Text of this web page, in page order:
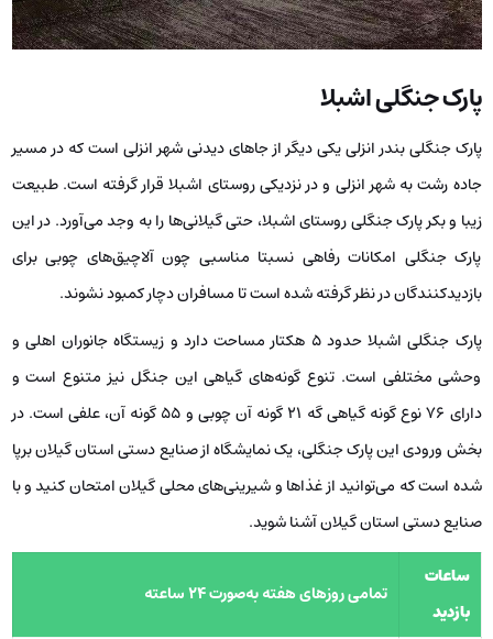
پارک جنگلی اشبلا
پارک جنگلی بندر انزلی یکی دیگر از جاهای دیدنی شهر انزلی است که در مسیر
جاده رشت به شهر انزلی و در نزدیکی روستای اشبلا قرار گرفته است. طبیعت
زیبا و بکر پارک جنگلی روستای اشبلا، حتی گیلانی‌ها را به وجد می‌آورد. در این
پارک جنگلی امکانات رفاهی نسبتا مناسبی چون آلاچیق‌های چوبی برای
بازدیدکنندگان در نظر گرفته شده است تا مسافران دچار کمبود نشوند.
پارک جنگلی اشبلا حدود 5 هکتار مساحت دارد و زیستگاه جانوران اهلی و
وحشی مختلفی است. تنوع گونه‌های گیاهی این جنگل نیز متنوع است و
دارای 76 نوع گونه گیاهی گه 21 گونه آن چوبی و 55 گونه آن، علفی است. در
بخش ورودی این پارک جنگلی، یک نمایشگاه از صنایع دستی استان گیلان برپا
شده است که می‌توانید از غذاها و شیرینی‌های محلی گیلان امتحان کنید و با
صنایع دستی استان گیلان آشنا شوید.
ساعات
بازدید
تمامی روزهای هفته به‌صورت 24 ساعته